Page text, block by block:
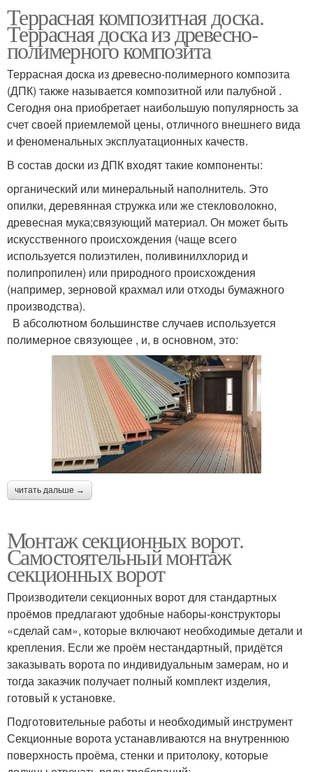
Террасная композитная доска.
Террасная доска из древесно-
полимерного композита
Террасная доска из древесно-полимерного композита
(ДПК) также называется композитной или палубной .
Сегодня она приобретает наибольшую популярность за
счет своей приемлемой цены, отличного внешнего вида
и феноменальных эксплуатационных качеств.
В состав доски из ДПК входят такие компоненты:
органический или минеральный наполнитель. Это
опилки, деревянная стружка или же стекловолокно,
древесная мука;связующий материал. Он может быть
искусственного происхождения (чаще всего
используется полиэтилен, поливинилхлорид и
полипропилен) или природного происхождения
(например, зерновой крахмал или отходы бумажного
производства).
В абсолютном большинстве случаев используется
полимерное связующее , и, в основном, это:
читать дальше →
Монтаж секционных ворот.
Самостоятельный монтаж
секционных ворот
Производители секционных ворот для стандартных
проёмов предлагают удобные наборы-конструкторы
«сделай сам», которые включают необходимые детали и
крепления. Если же проём нестандартный, придётся
заказывать ворота по индивидуальным замерам, но и
тогда заказчик получает полный комплект изделия,
готовый к установке.
Подготовительные работы и необходимый инструмент
Секционные ворота устанавливаются на внутреннюю
поверхность проёма, стенки и притолоку, которые